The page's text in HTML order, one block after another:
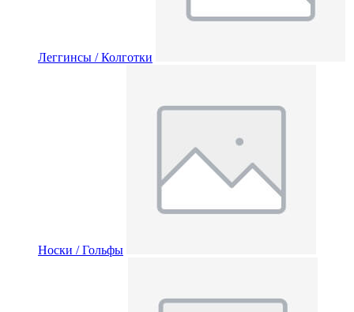
Леггинсы / Колготки
Носки / Гольфы